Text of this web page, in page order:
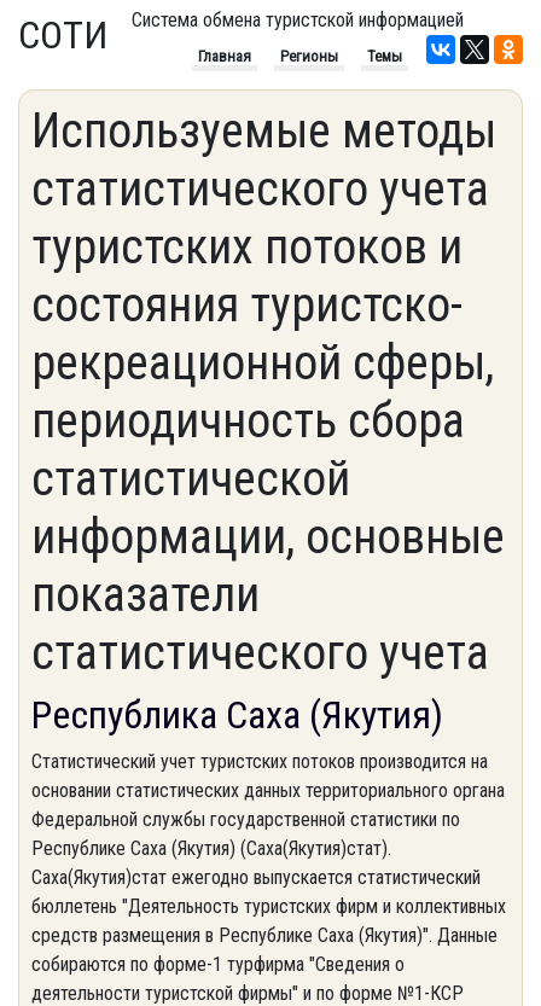
СОТИ Система обмена туристской информацией
Главная Регионы Темы
Используемые методы
статистического учета
туристских потоков и
состояния туристско-
рекреационной сферы,
периодичность сбора
статистической
информации, основные
показатели
статистического учета
Республика Саха (Якутия)
Статистический учет туристских потоков производится на
основании статистических данных территориального органа
Федеральной службы государственной статистики по
Республике Саха (Якутия) (Саха(Якутия)стат).
Саха(Якутия)стат ежегодно выпускается статистический
бюллетень "Деятельность туристских фирм и коллективных
средств размещения в Республике Саха (Якутия)". Данные
собираются по форме-1 турфирма "Сведения о
деятельности туристской фирмы" и по форме №1-КСР